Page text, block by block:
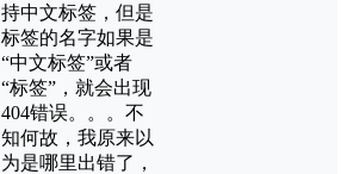
持中文标签，但是
标签的名字如果是
“中文标签”或者
“标签”，就会出现
404错误。。。不
知何故，我原来以
为是哪里出错了，